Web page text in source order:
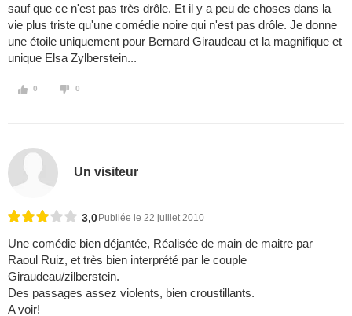
sauf que ce n'est pas très drôle. Et il y a peu de choses dans la
vie plus triste qu'une comédie noire qui n'est pas drôle. Je donne
une étoile uniquement pour Bernard Giraudeau et la magnifique et
unique Elsa Zylberstein...
0 0
Un visiteur
3,0 Publiée le 22 juillet 2010
Une comédie bien déjantée, Réalisée de main de maitre par
Raoul Ruiz, et très bien interprété par le couple
Giraudeau/zilberstein.
Des passages assez violents, bien croustillants.
A voir!